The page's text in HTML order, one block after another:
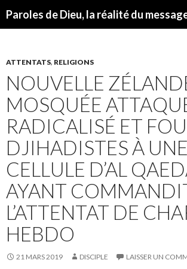
ATTENTATS, RELIGIONS
NOUVELLE
MOSQUÉE
RADICALISÉ ET
DJIHADISTES À UNE
CELLULE D’AL
AYANT
L’ATTENTAT DE
HEBDO
21 MARS 2019 DISCIPLE LAISSER UN